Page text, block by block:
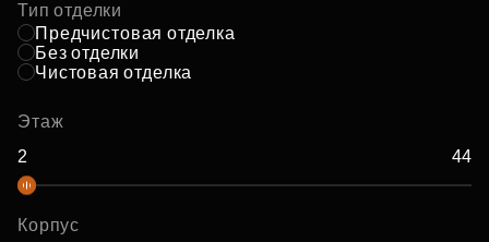
Тип отделки
Предчистовая отделка
Без отделки
Чистовая отделка
Этаж
Корпус